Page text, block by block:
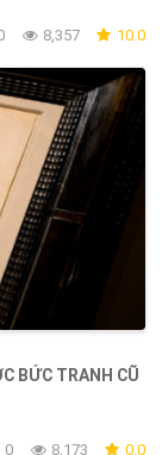
8,357 10.0
BỨC TRANH CŨ
0 8,173 0.0